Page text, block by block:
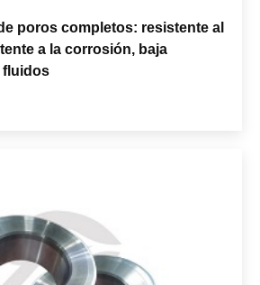
poros completos: resistente al
a la corrosión, baja
fluidos